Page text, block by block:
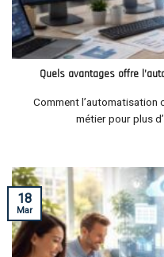
Quels avantages offre
Comment
métier pour plus
18
Mar